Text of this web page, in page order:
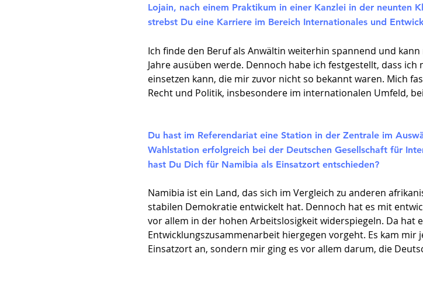
Lojain, nach einem Praktikum in einer Kanzlei in der neunten
strebst Du eine Karriere im Bereich Internationales und
Ich finde den Beruf als Anwältin weiterhin spannend und
Jahre ausüben werde. Dennoch habe ich festgestellt, dass
einsetzen kann, die mir zuvor nicht so bekannt waren. Mich
Recht und Politik, insbesondere im internationalen Umfeld,
Du hast im Referendariat eine Station in der Zentrale im
Wahlstation erfolgreich bei der Deutschen Gesellschaft für
hast Du Dich für Namibia als Einsatzort entschieden?
Namibia ist ein Land, das sich im Vergleich zu anderen
stabilen Demokratie entwickelt hat. Dennoch hat es mit
vor allem in der hohen Arbeitslosigkeit widerspiegeln. Da hat
Entwicklungszusammenarbeit hiergegen vorgeht. Es kam
Einsatzort an, sondern mir ging es vor allem darum, die